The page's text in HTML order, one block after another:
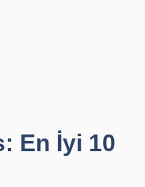
En İyi 10